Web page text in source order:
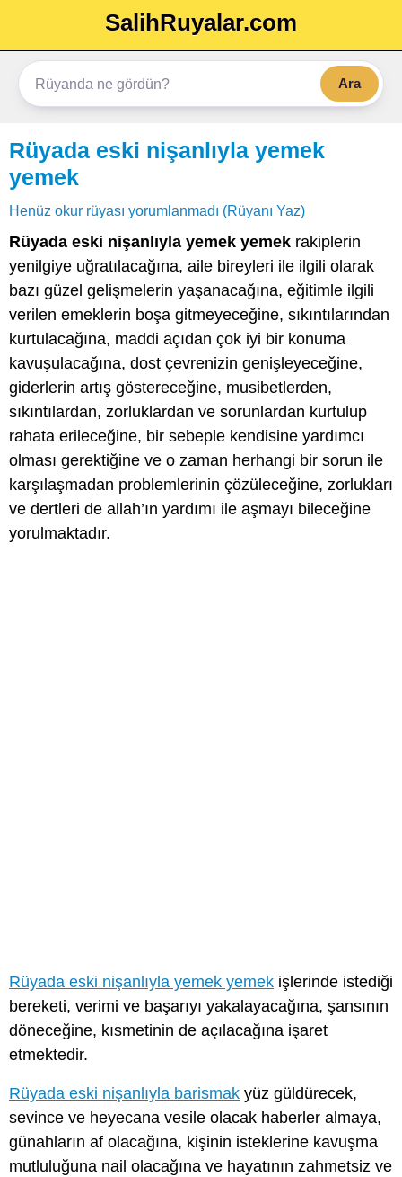
SalihRuyalar.com
Ara
Rüyada eski nişanlıyla yemek
yemek
Henüz okur rüyası yorumlanmadı (Rüyanı Yaz)
Rüyada eski nişanlıyla yemek yemek rakiplerin
yenilgiye uğratılacağına, aile bireyleri ile ilgili olarak
bazı güzel gelişmelerin yaşanacağına, eğitimle ilgili
verilen emeklerin boşa gitmeyeceğine, sıkıntılarından
kurtulacağına, maddi açıdan çok iyi bir konuma
kavuşulacağına, dost çevrenizin genişleyeceğine,
giderlerin artış göstereceğine, musibetlerden,
sıkıntılardan, zorluklardan ve sorunlardan kurtulup
rahata erileceğine, bir sebeple kendisine yardımcı
olması gerektiğine ve o zaman herhangi bir sorun ile
karşılaşmadan problemlerinin çözüleceğine, zorlukları
ve dertleri de allah’ın yardımı ile aşmayı bileceğine
yorulmaktadır.
Rüyada eski nişanlıyla yemek yemek işlerinde istediği
bereketi, verimi ve başarıyı yakalayacağına, şansının
döneceğine, kısmetinin de açılacağına işaret
etmektedir.
Rüyada eski nişanlıyla barismak yüz güldürecek,
sevince ve heyecana vesile olacak haberler almaya,
günahların af olacağına, kişinin isteklerine kavuşma
mutluluğuna nail olacağına ve hayatının zahmetsiz ve